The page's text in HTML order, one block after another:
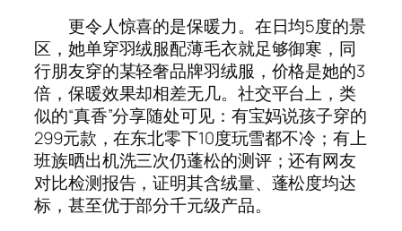
更令人惊喜的是保暖力。在日均5度的景
区，她单穿羽绒服配薄毛衣就足够御寒，同
行朋友穿的某轻奢品牌羽绒服，价格是她的3
倍，保暖效果却相差无几。社交平台上，类
似的“真香”分享随处可见：有宝妈说孩子穿的
299元款，在东北零下10度玩雪都不冷；有上
班族晒出机洗三次仍蓬松的测评；还有网友
对比检测报告，证明其含绒量、蓬松度均达
标，甚至优于部分千元级产品。